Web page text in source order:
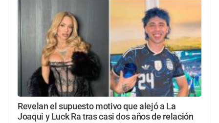
Revelan el supuesto motivo que alejó a La
Joaqui y Luck Ra tras casi dos años de relación